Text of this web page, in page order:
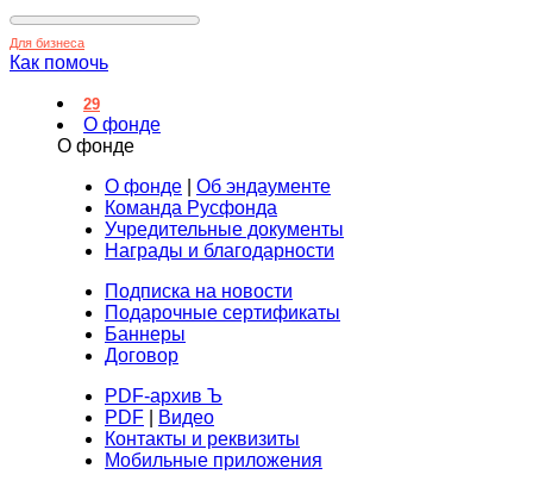
Для бизнеса
Как помочь
29
О фонде
О фонде
О фонде
Об эндаументе
Команда Русфонда
Учредительные документы
Награды и благодарности
Подписка на новости
Подарочные сертификаты
Баннеры
Договор
PDF-архив Ъ
PDF
Видео
Контакты и реквизиты
Мобильные приложения